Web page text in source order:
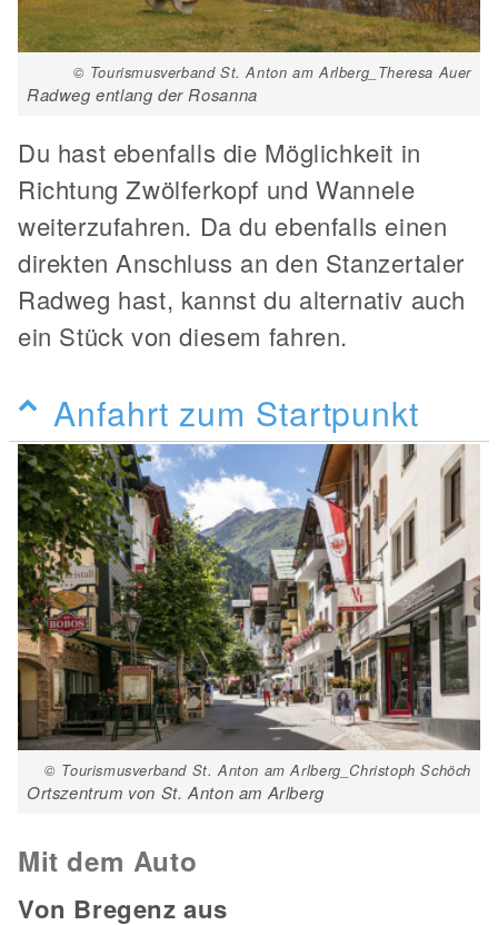
© Tourismusverband St. Anton am Arlberg_Theresa Auer
Radweg entlang der Rosanna
Du hast ebenfalls die Möglichkeit in
Richtung Zwölferkopf und Wannele
weiterzufahren. Da du ebenfalls einen
direkten Anschluss an den Stanzertaler
Radweg hast, kannst du alternativ auch
ein Stück von diesem fahren.
Anfahrt zum Startpunkt
© Tourismusverband St. Anton am Arlberg_Christoph Schöch
Ortszentrum von St. Anton am Arlberg
Mit dem Auto
Von Bregenz aus